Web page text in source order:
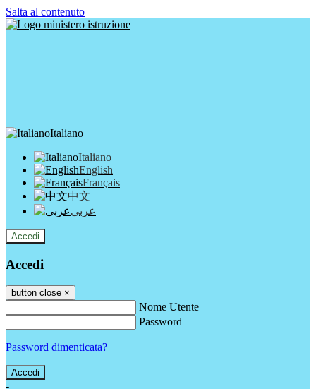
Salta al contenuto
Italiano
Italiano
English
Français
中文
عربى
Accedi
Accedi
button close ×
Nome Utente
Password
Password dimenticata?
-